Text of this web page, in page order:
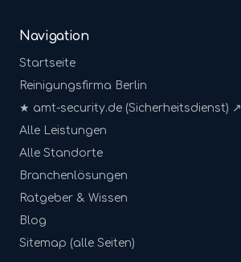
Navigation
Startseite
Reinigungsfirma Berlin
★ amt-security.de (Sicherheitsdienst) ↗
Alle Leistungen
Alle Standorte
Branchenlösungen
Ratgeber & Wissen
Blog
Sitemap (alle Seiten)